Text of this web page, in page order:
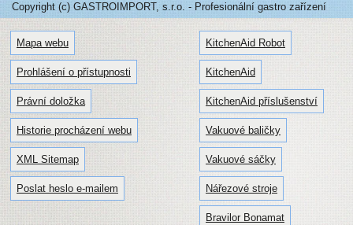
Copyright (c) GASTROIMPORT, s.r.o. - Profesionální gastro zařízení
Mapa webu
Prohlášení o přístupnosti
Právní doložka
Historie procházení webu
XML Sitemap
Poslat heslo e-mailem
KitchenAid Robot
KitchenAid
KitchenAid příslušenství
Vakuové baličky
Vakuové sáčky
Nářezové stroje
Bravilor Bonamat